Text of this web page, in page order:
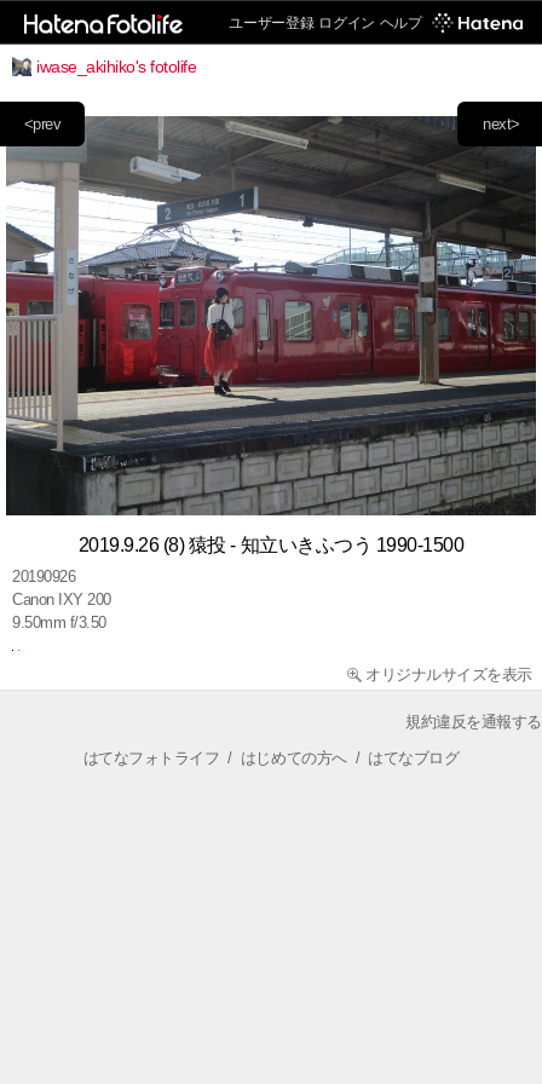
ユーザー登録 ログイン ヘルプ
iwase_akihiko's fotolife
next>
<prev
2019.9.26 (8) 猿投 - 知立いきふつう 1990-1500
20190926
Canon IXY 200
9.50mm f/3.50
オリジナルサイズを表示
規約違反を通報する
はてなフォトライフ / はじめての方へ/ はてなブログ